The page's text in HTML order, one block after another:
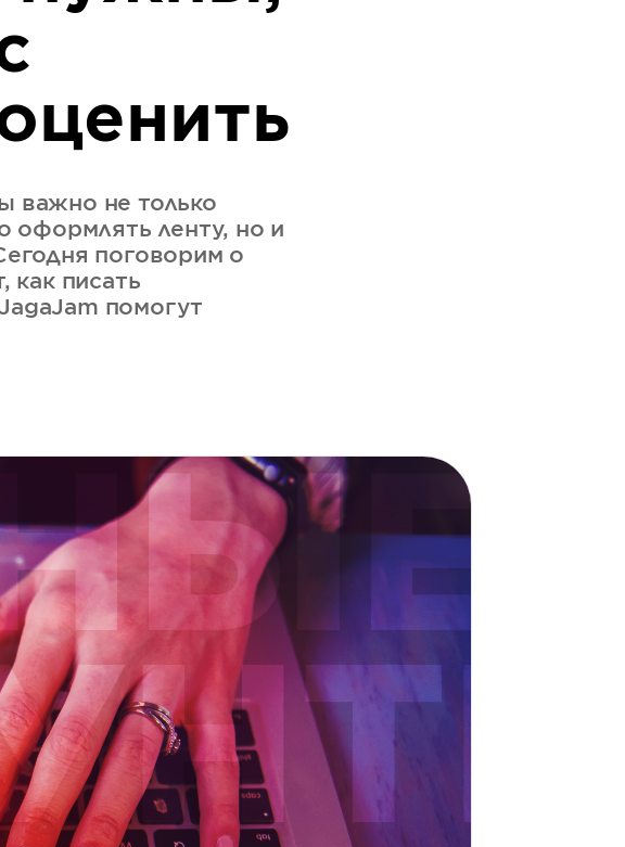
важно не только
оформлять ленту, но и
поговорим о
как писать
помогут